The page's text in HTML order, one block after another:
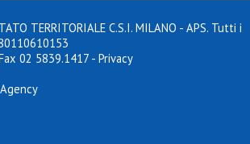
TERRITORIALE C.S.I. MILANO - APS. Tutti i
02 5839.1417 - Privacy